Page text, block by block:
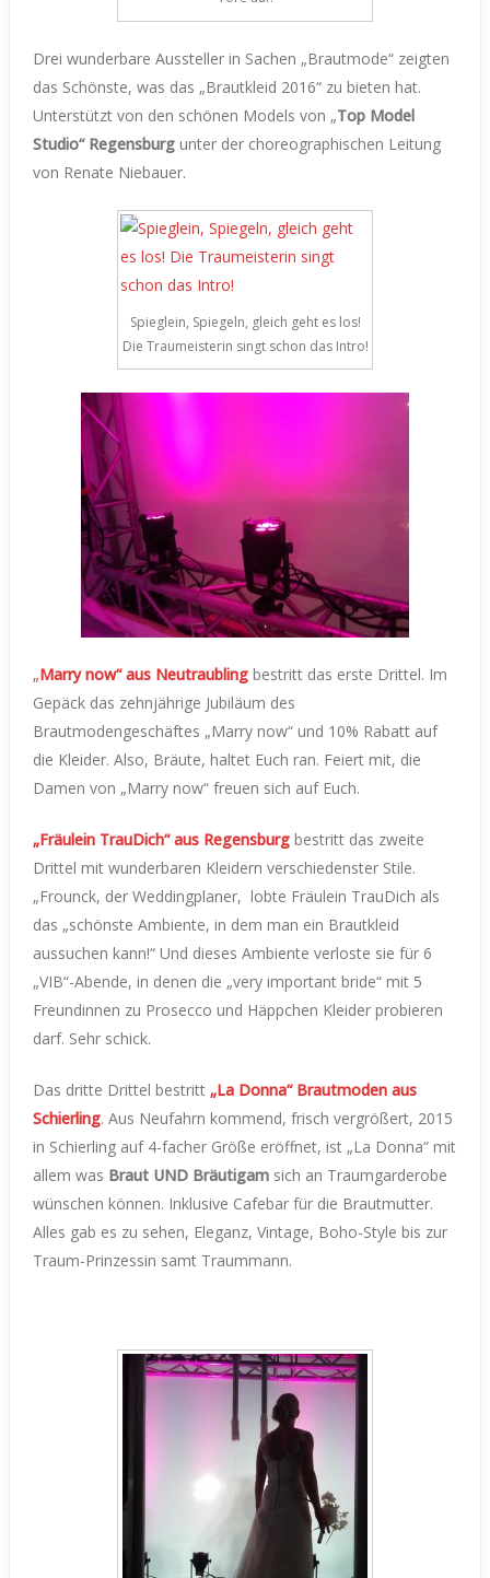
Drei wunderbare Aussteller in Sachen „Brautmode“ zeigten
das Schönste, was das „Brautkleid 2016“ zu bieten hat.
Unterstützt von den schönen Models von „Top Model
Studio“ Regensburg unter der choreographischen Leitung
von Renate Niebauer.
Spieglein, Spiegeln, gleich geht es los!
Die Traumeisterin singt schon das Intro!
„Marry now“ aus Neutraubling bestritt das erste Drittel. Im
Gepäck das zehnjährige Jubiläum des
Brautmodengeschäftes „Marry now“ und 10% Rabatt auf
die Kleider. Also, Bräute, haltet Euch ran. Feiert mit, die
Damen von „Marry now“ freuen sich auf Euch.
„Fräulein TrauDich“ aus Regensburg bestritt das zweite
Drittel mit wunderbaren Kleidern verschiedenster Stile.
„Frounck, der Weddingplaner, lobte Fräulein TrauDich als
das „schönste Ambiente, in dem man ein Brautkleid
aussuchen kann!“ Und dieses Ambiente verloste sie für 6
„VIB“-Abende, in denen die „very important bride“ mit 5
Freundinnen zu Prosecco und Häppchen Kleider probieren
darf. Sehr schick.
Das dritte Drittel bestritt „La Donna“ Brautmoden aus
Schierling. Aus Neufahrn kommend, frisch vergrößert, 2015
in Schierling auf 4-facher Größe eröffnet, ist „La Donna“ mit
allem was Braut UND Bräutigam sich an Traumgarderobe
wünschen können. Inklusive Cafebar für die Brautmutter.
Alles gab es zu sehen, Eleganz, Vintage, Boho-Style bis zur
Traum-Prinzessin samt Traummann.